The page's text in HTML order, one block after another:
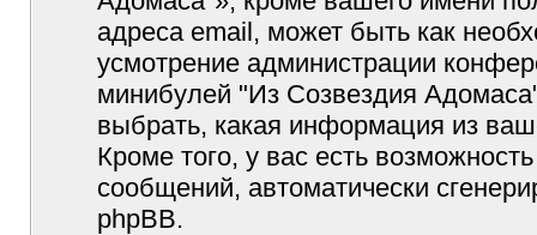
адреса email, может быть как
усмотрение администрации
минибулей "Из Созвездия
выбрать, какая информация из
Кроме того, у вас есть
сообщений, автоматически
phpBB.